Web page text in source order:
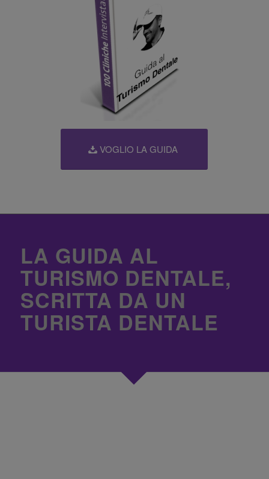
VOGLIO LA GUIDA
LA GUIDA AL
TURISMO DENTALE,
SCRITTA DA UN
TURISTA DENTALE